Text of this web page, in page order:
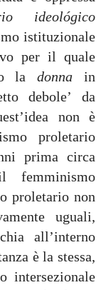
ideológico
istituzionale
per il quale
ladonna in
deboleʼ da
non è
proletario
prima circa
femminismo
proletario non
uguali,
all’interno
è la stessa,
intersezionale